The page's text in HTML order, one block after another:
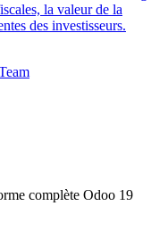
la valeur de la
des investisseurs.
complète Odoo 19